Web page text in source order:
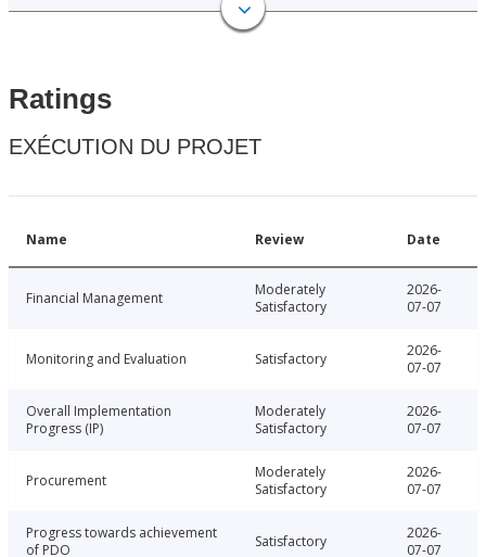
Ratings
EXÉCUTION DU PROJET
Name Review Date
Financial Management
Moderately
Satisfactory
2026-
07-07
Monitoring and Evaluation Satisfactory
2026-
07-07
Overall Implementation
Progress (IP)
Moderately
Satisfactory
2026-
07-07
Procurement
Moderately
Satisfactory
2026-
07-07
Progress towards achievement
of PDO
Satisfactory
2026-
07-07